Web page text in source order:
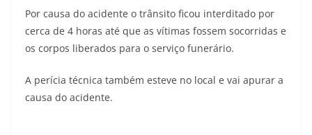
Por causa do acidente o trânsito ficou interditado por
cerca de 4 horas até que as vítimas fossem socorridas e
os corpos liberados para o serviço funerário.
A perícia técnica também esteve no local e vai apurar a
causa do acidente.